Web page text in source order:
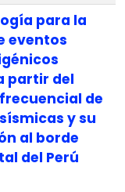
para la
eventos
partir del
de
y su
al borde
del Perú